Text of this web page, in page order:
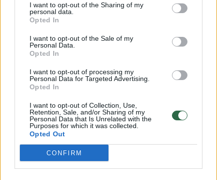
I want to opt-out of the Sharing of my
personal data.
Opted In
I want to opt-out of the Sale of my
Personal Data.
Opted In
I want to opt-out of processing my
Personal Data for Targeted Advertising.
Opted In
I want to opt-out of Collection, Use,
Retention, Sale, and/or Sharing of my
Personal Data that Is Unrelated with the
Purposes for which it was collected.
Opted Out
CONFIRM
moteris žuvo
Žinios | Lietuvos diena
Gelbėtojas papasakojo, kaip vyko baržos gelbėjimo
darbai
Žinios | Lietuvos diena
Vilniuje – plaukiojančio restorano gelbėjimo darbai
Žinios | Lietuvos diena
Vilniuje ledonešis nutraukė baržą